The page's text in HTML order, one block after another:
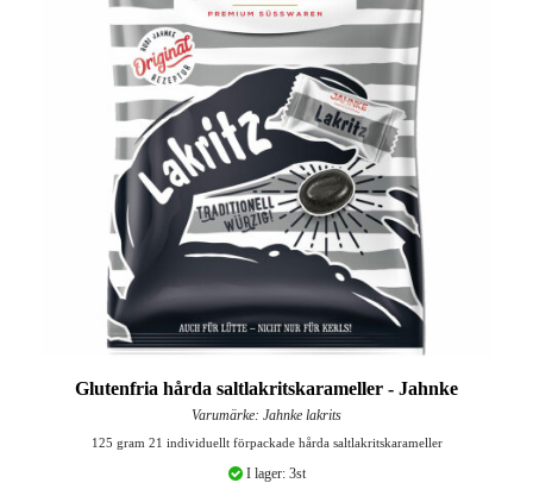
Glutenfria hårda saltlakritskarameller - Jahnke
Varumärke: Jahnke lakrits
125 gram 21 individuellt förpackade hårda saltlakritskarameller
I lager: 3st